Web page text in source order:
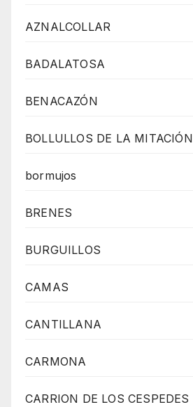
AZNALCOLLAR
BADALATOSA
BENACAZÓN
BOLLULLOS DE LA MITACIÓN
bormujos
BRENES
BURGUILLOS
CAMAS
CANTILLANA
CARMONA
CARRION DE LOS CESPEDES